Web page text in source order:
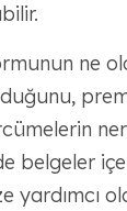
ne
belgeler
yardımcı